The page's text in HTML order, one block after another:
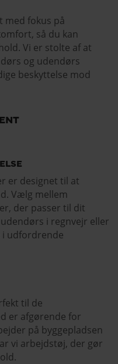
med fokus på
så du kan
Vi er stolte af at
og udendørs
beskyttelse mod
er designet til at
Vælg mellem
der passer til dit
i regnvejr eller
i udfordrende
til de
er afgørende for
på byggepladsen
vi arbejdstøj, der gør